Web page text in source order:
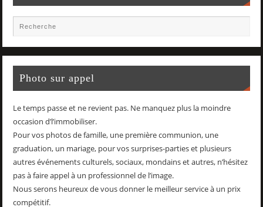
Photo sur appel
Le temps passe et ne revient pas. Ne manquez plus la moindre
occasion d’l’immobiliser.
Pour vos photos de famille, une première communion, une
graduation, un mariage, pour vos surprises-parties et plusieurs
autres événements culturels, sociaux, mondains et autres, n’hésitez
pas à faire appel à un professionnel de l’image.
Nous serons heureux de vous donner le meilleur service à un prix
compétitif.